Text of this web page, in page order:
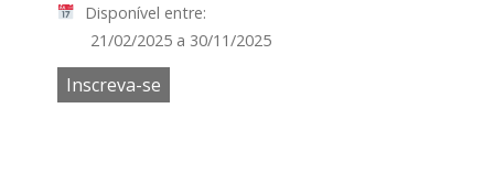
Disponível entre:
21/02/2025 a 30/11/2025
Inscreva-se